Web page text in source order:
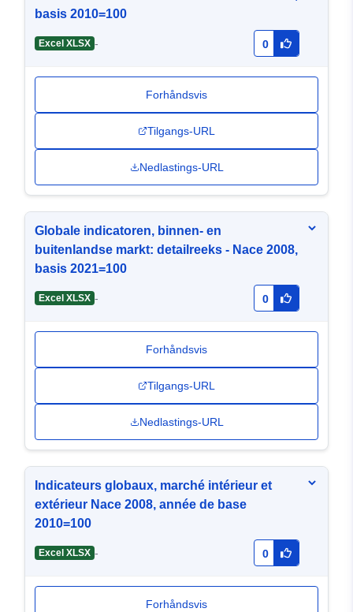
basis 2010=100
Excel XLSX - 0
Forhåndsvis
Tilgangs-URL
Nedlastings-URL
Globale indicatoren, binnen- en
buitenlandse markt: detailreeks - Nace 2008,
basis 2021=100
Excel XLSX - 0
Forhåndsvis
Tilgangs-URL
Nedlastings-URL
Indicateurs globaux, marché intérieur et
extérieur Nace 2008, année de base
2010=100
Excel XLSX - 0
Forhåndsvis